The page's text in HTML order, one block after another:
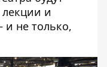
и
и не только,